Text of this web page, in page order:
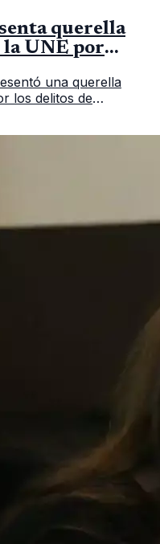
querella
UNE por
una querella
los delitos de